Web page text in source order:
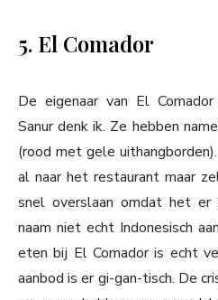
5. El Comador
De eigenaar van El
Sanur denk ik. Ze hebben
(rood met gele
al naar het restaurant maar
snel overslaan omdat het
naam niet echt Indonesisch
eten bij El Comador is echt
aanbod is er gi-gan-tisch. De